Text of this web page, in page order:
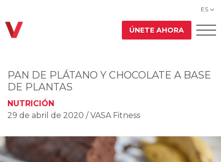
ES
ÚNETE AHORA
PAN DE PLÁTANO Y CHOCOLATE A BASE
DE PLANTAS
NUTRICIÓN
29 de abril de 2020 / VASA Fitness